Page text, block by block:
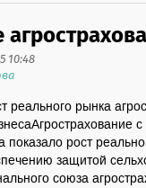
10:48
реального рынка
показало рост
защитой
союза